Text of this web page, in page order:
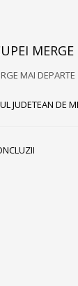
MAI DEPARTE
JUDETEAN DE